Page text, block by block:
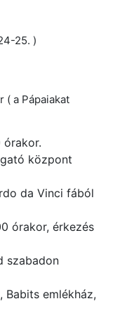
25. )
( a Pápaiakat
órakor.
központ
da Vinci fából
órakor, érkezés
szabadon
Babits emlékház,